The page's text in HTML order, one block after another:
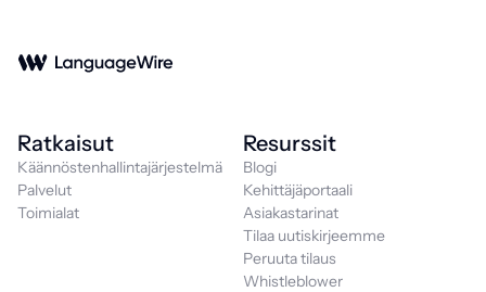
Ratkaisut
Käännöstenhallintajärjestelmä
Palvelut
Toimialat
Resurssit
Blogi
Kehittäjäportaali
Asiakastarinat
Tilaa uutiskirjeemme
Peruuta tilaus
Whistleblower